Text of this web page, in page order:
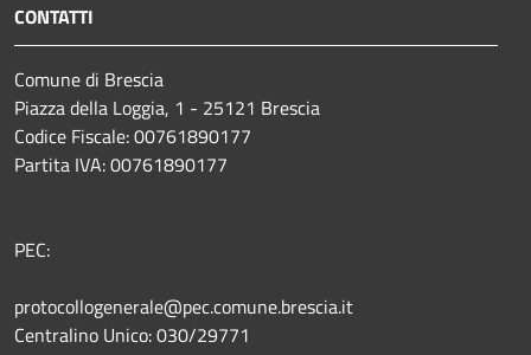
CONTATTI
Comune di Brescia
Piazza della Loggia, 1 - 25121 Brescia
Codice Fiscale: 00761890177
Partita IVA: 00761890177
PEC:
protocollogenerale@pec.comune.brescia.it
Centralino Unico: 030/29771